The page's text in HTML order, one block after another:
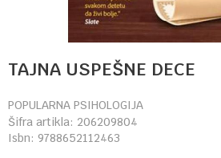
TAJNA USPEŠNE DECE
POPULARNA PSIHOLOGIJA
Šifra artikla: 206209804
Isbn: 9788652112463